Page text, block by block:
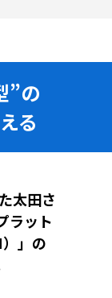
”の
る
太田さ
ラット
」の